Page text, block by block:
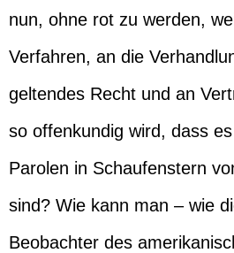
nun, ohne rot zu werden,
Verfahren, an die
geltendes Recht und an
so offenkundig wird, dass
Parolen in Schaufenstern
sind? Wie kann man – wie
Beobachter des